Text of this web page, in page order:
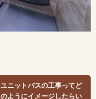
ユニットバスの工事ってど
のようにイメージしたらい